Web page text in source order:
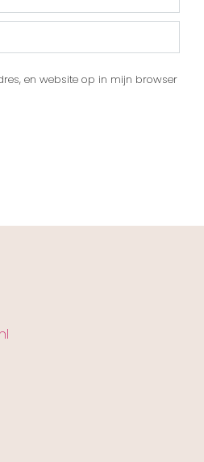
en website op in mijn browser